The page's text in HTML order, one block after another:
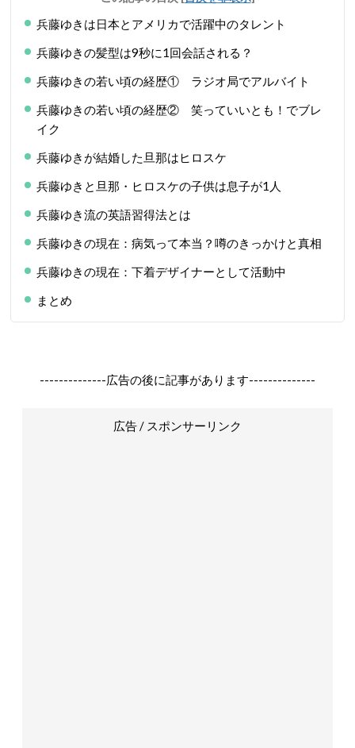
兵藤ゆきは日本とアメリカで活躍中のタレント
兵藤ゆきの髪型は9秒に1回会話される？
兵藤ゆきの若い頃の経歴① ラジオ局でアルバイト
兵藤ゆきの若い頃の経歴② 笑っていいとも！でブレ
イク
兵藤ゆきが結婚した旦那はヒロスケ
兵藤ゆきと旦那・ヒロスケの子供は息子が1人
兵藤ゆき流の英語習得法とは
兵藤ゆきの現在：病気って本当？噂のきっかけと真相
兵藤ゆきの現在：下着デザイナーとして活動中
まとめ
--------------広告の後に記事があります--------------
広告 / スポンサーリンク